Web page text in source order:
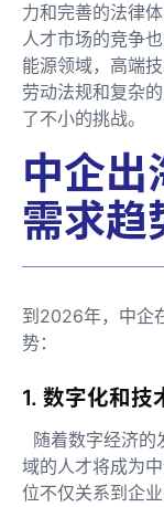
力和完善的法律
人才市场的竞争
能源领域，高端
劳动法规和复杂
了不小的挑战。
中企出
需求趋
到2026年，中企
势：
1. 数字化和技
随着数字经济的
域的人才将成为
位不仅关系到企